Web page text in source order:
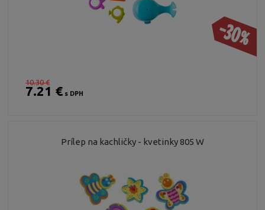
-30%
10.30 €
7.21 €s DPH
Prílep na kachličky - kvetinky 805 W